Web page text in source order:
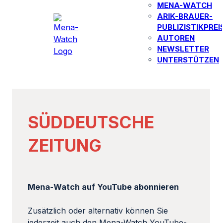
MENA-WATCH
ARIK-BRAUER-
AUTOREN​
NEWSLETTER
UNTERSTÜTZEN
SÜDDEUTSCHE
ZEITUNG
Mena-Watch auf YouTube abonnieren
Zusätzlich oder alternativ können Sie